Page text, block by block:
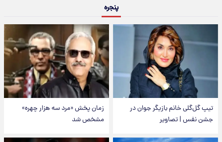
پنجره
تیپ گل‌گلی خانم بازیگر جوان در
جشن نفس | تصاویر
زمان پخش «مرد سه هزار چهره»
مشخص شد